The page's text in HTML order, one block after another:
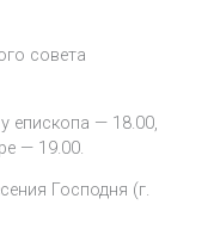
совета
епископа — 18.00,
— 19.00.
Господня (г.